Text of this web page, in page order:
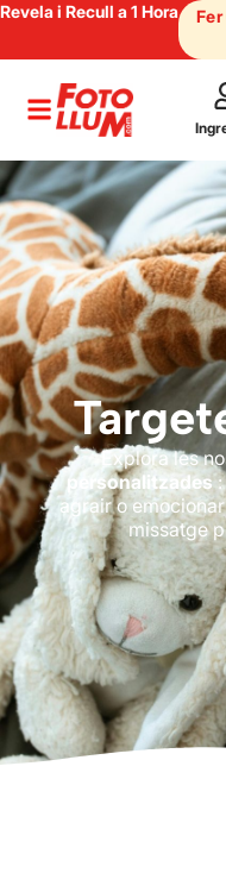
Revela i Recull a 1 Hora
Explora les
personalitzades
agrair o
missatge